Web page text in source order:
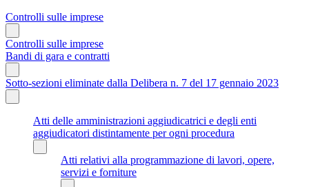
Controlli sulle imprese
Controlli sulle imprese
Bandi di gara e contratti
Sotto-sezioni eliminate dalla Delibera n. 7 del 17 gennaio 2023
Atti delle amministrazioni aggiudicatrici e degli enti
aggiudicatori distintamente per ogni procedura
Atti relativi alla programmazione di lavori, opere,
servizi e forniture